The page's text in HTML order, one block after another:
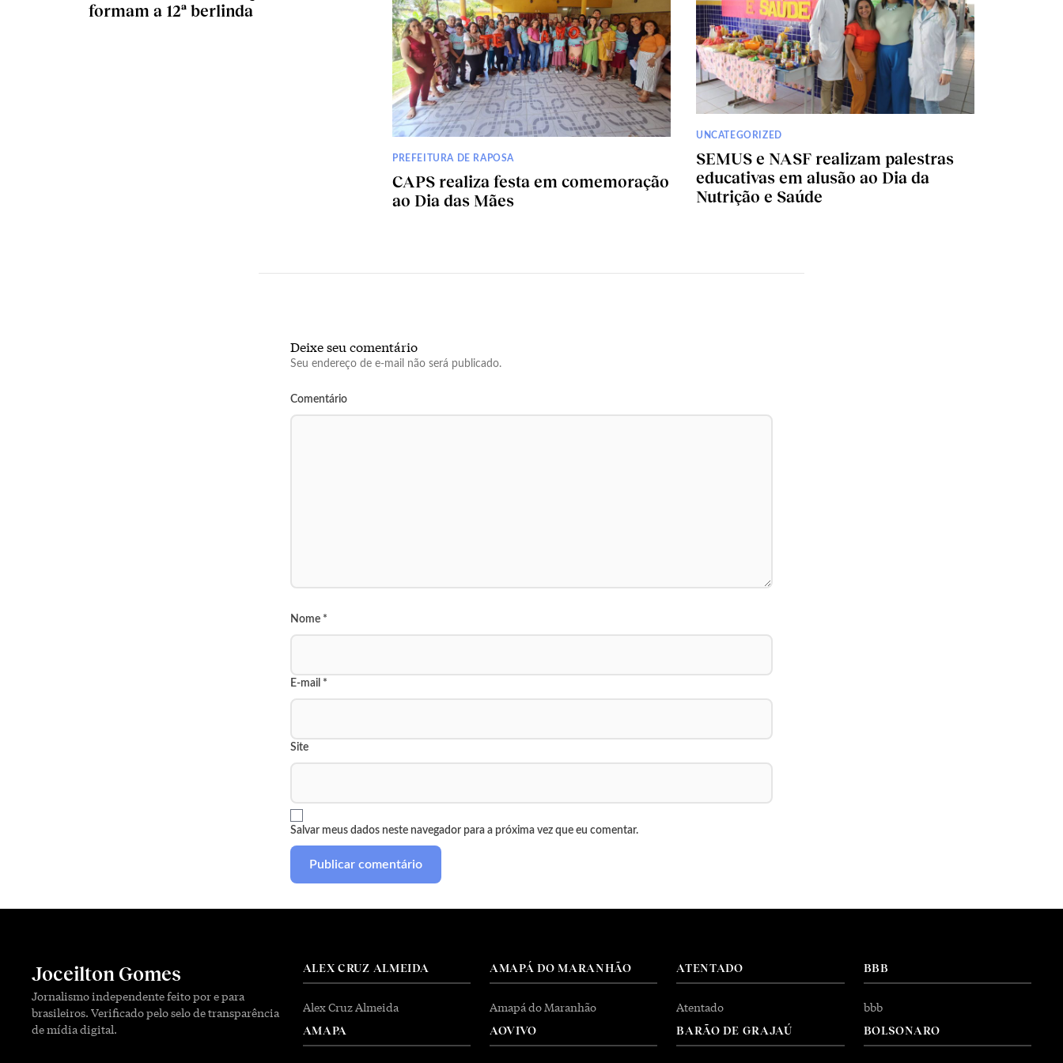
formam a 12ª berlinda
PREFEITURA DE RAPOSA
CAPS realiza festa em comemoração
ao Dia das Mães
UNCATEGORIZED
SEMUS e NASF realizam palestras
educativas em alusão ao Dia da
Nutrição e Saúde
Deixe seu comentário
Seu endereço de e-mail não será publicado.
Comentário
Nome *
E-mail *
Site
Salvar meus dados neste navegador para a próxima vez que eu comentar.
Joceilton Gomes
Jornalismo independente feito por e para
brasileiros. Verificado pelo selo de transparência
de mídia digital.
ALEX CRUZ ALMEIDA
Alex Cruz Almeida
AMAPA
AMAPÁ DO MARANHÃO
Amapá do Maranhão
AOVIVO
ATENTADO
Atentado
BARÃO DE GRAJAÚ
BBB
bbb
BOLSONARO